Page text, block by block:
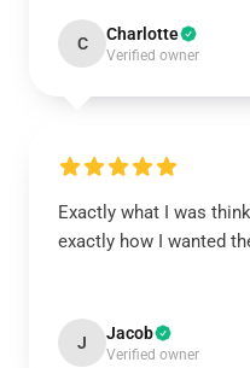
C Charlotte
Verified owner
Exactly what I was
exactly how I wanted
J Jacob
Verified owner